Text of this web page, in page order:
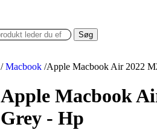
Søg
/ Macbook /Apple Macbook Air 2022
Apple Macbook
Grey - Hp